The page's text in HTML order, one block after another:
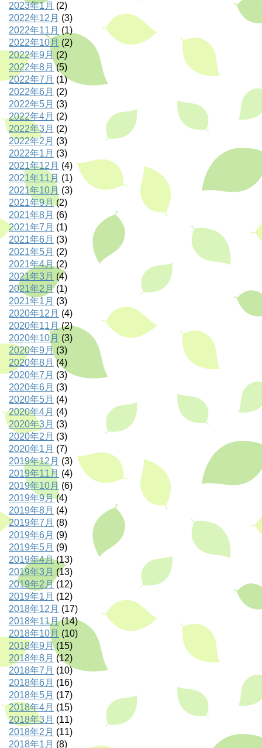
2023年1月 (2)
2022年12月 (3)
2022年11月 (1)
2022年10月 (2)
2022年9月 (2)
2022年8月 (5)
2022年7月 (1)
2022年6月 (2)
2022年5月 (3)
2022年4月 (2)
2022年3月 (2)
2022年2月 (3)
2022年1月 (3)
2021年12月 (4)
2021年11月 (1)
2021年10月 (3)
2021年9月(2)
2021年8月 (6)
2021年7月 (1)
2021年6月 (3)
2021年5月 (2)
2021年4月(2)
2021年3月 (4)
2021年2月(1)
2021年1月 (3)
2020年12月 (4)
2020年11月(2)
2020年10月 (3)
2020年9月 (3)
2020年8月 (4)
2020年7月 (3)
2020年6月 (3)
2020年5月 (4)
2020年4月 (4)
2020年3月 (3)
2020年2月 (3)
2020年1月 (7)
2019年12月 (3)
2019年11月 (4)
2019年10月 (6)
2019年9月(4)
2019年8月 (4)
2019年7月 (8)
2019年6月 (9)
2019年5月 (9)
2019年4月(13)
2019年3月 (13)
2019年2月 (12)
2019年1月 (12)
2018年12月 (17)
2018年11月(14)
2018年10月 (10)
2018年9月(15)
2018年8月 (12)
2018年7月 (10)
2018年6月 (16)
2018年5月 (17)
2018年4月 (15)
2018年3月 (11)
2018年2月 (11)
2018年1月 (8)